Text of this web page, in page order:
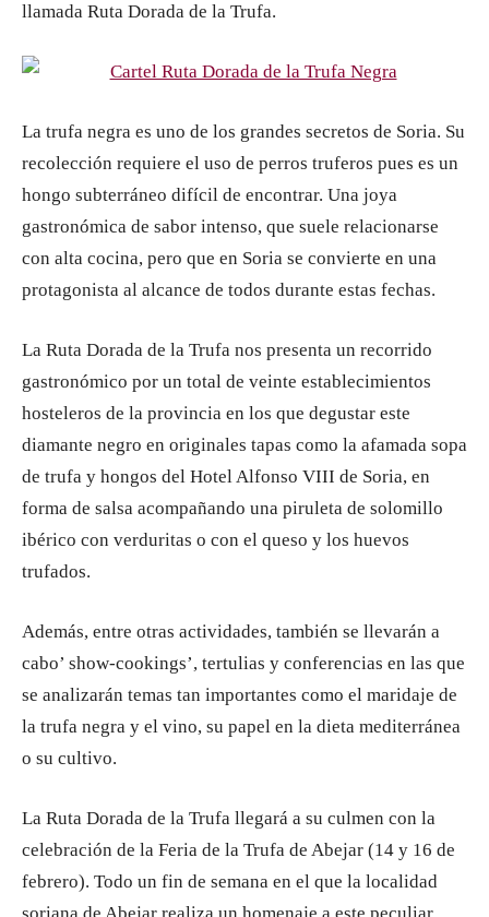
llamada Ruta Dorada de la Trufa.
La trufa negra es uno de los grandes secretos de Soria. Su
recolección requiere el uso de perros truferos pues es un
hongo subterráneo difícil de encontrar. Una joya
gastronómica de sabor intenso, que suele relacionarse
con alta cocina, pero que en Soria se convierte en una
protagonista al alcance de todos durante estas fechas.
La Ruta Dorada de la Trufa nos presenta un recorrido
gastronómico por un total de veinte establecimientos
hosteleros de la provincia en los que degustar este
diamante negro en originales tapas como la afamada sopa
de trufa y hongos del Hotel Alfonso VIII de Soria, en
forma de salsa acompañando una piruleta de solomillo
ibérico con verduritas o con el queso y los huevos
trufados.
Además, entre otras actividades, también se llevarán a
cabo’ show-cookings’, tertulias y conferencias en las que
se analizarán temas tan importantes como el maridaje de
la trufa negra y el vino, su papel en la dieta mediterránea
o su cultivo.
La Ruta Dorada de la Trufa llegará a su culmen con la
celebración de la Feria de la Trufa de Abejar (14 y 16 de
febrero). Todo un fin de semana en el que la localidad